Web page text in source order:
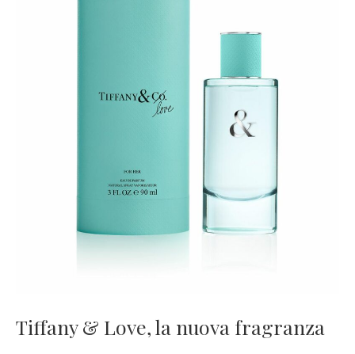
Tiffany & Love, la nuova fragranza